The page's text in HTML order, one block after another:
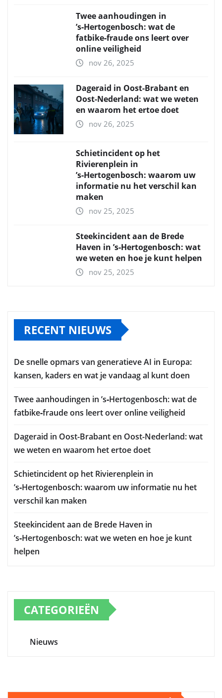
Twee aanhoudingen in
’s‑Hertogenbosch: wat de
fatbike‑fraude ons leert over
online veiligheid
nov 26, 2025
Dageraid in Oost-Brabant en
Oost-Nederland: wat we weten
en waarom het ertoe doet
nov 26, 2025
Schietincident op het
Rivierenplein in
’s‑Hertogenbosch: waarom uw
informatie nu het verschil kan
maken
nov 25, 2025
Steekincident aan de Brede
Haven in ’s‑Hertogenbosch: wat
we weten en hoe je kunt helpen
nov 25, 2025
RECENT NIEUWS
De snelle opmars van generatieve AI in Europa:
kansen, kaders en wat je vandaag al kunt doen
Twee aanhoudingen in ’s‑Hertogenbosch: wat de
fatbike‑fraude ons leert over online veiligheid
Dageraid in Oost-Brabant en Oost-Nederland: wat
we weten en waarom het ertoe doet
Schietincident op het Rivierenplein in
’s‑Hertogenbosch: waarom uw informatie nu het
verschil kan maken
Steekincident aan de Brede Haven in
’s‑Hertogenbosch: wat we weten en hoe je kunt
helpen
CATEGORIEËN
Nieuws